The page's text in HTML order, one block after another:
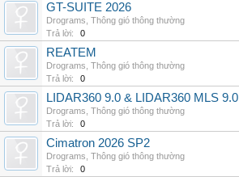
GT-SUITE 2026
Drograms Thông gió thông thường
Trả lời:
0
REATEM
Drograms Thông gió thông thường
Trả lời:
0
LIDAR360 9.0 & LIDAR360 MLS 9.0
Drograms Thông gió thông thường
Trả lời:
0
Cimatron 2026 SP2
Drograms Thông gió thông thường
Trả lời:
0